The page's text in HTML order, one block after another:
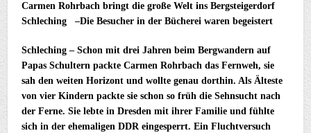
Carmen Rohrbach bringt die große Welt ins Bergsteigerdorf
Schleching –Die Besucher in der Bücherei waren begeistert
Schleching – Schon mit drei Jahren beim Bergwandern auf
Papas Schultern packte Carmen Rohrbach das Fernweh, sie
sah den weiten Horizont und wollte genau dorthin. Als Älteste
von vier Kindern packte sie schon so früh die Sehnsucht nach
der Ferne. Sie lebte in Dresden mit ihrer Familie und fühlte
sich in der ehemaligen DDR eingesperrt. Ein Fluchtversuch